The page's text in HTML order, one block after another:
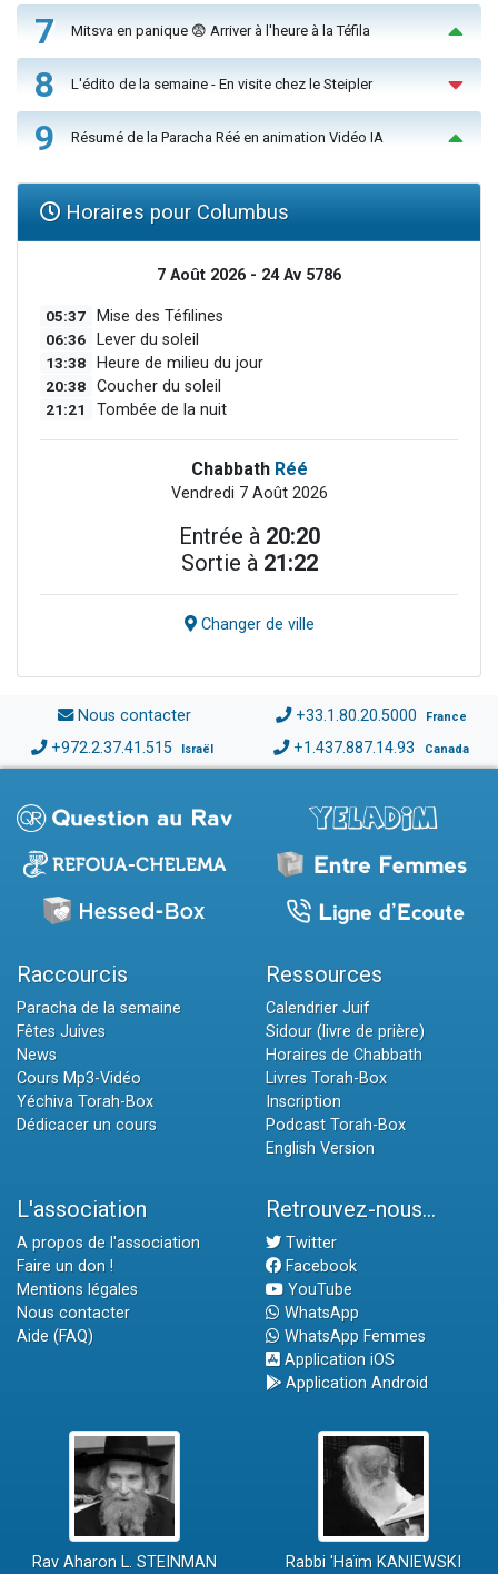
7 Mitsva en panique 😨 Arriver à l'heure à la Téfila
8 L'édito de la semaine - En visite chez le Steipler
9 Résumé de la Paracha Réé en animation Vidéo IA
Horaires pour Columbus
7 Août 2026 - 24 Av 5786
05:37 Mise des Téfilines
06:36 Lever du soleil
13:38 Heure de milieu du jour
20:38 Coucher du soleil
21:21 Tombée de la nuit
Chabbath Réé
Vendredi 7 Août 2026
Entrée à 20:20
Sortie à 21:22
Changer de ville
Nous contacter +33.1.80.20.5000 France
+972.2.37.41.515 Israël +1.437.887.14.93 Canada
Raccourcis
Paracha de la semaine
Fêtes Juives
News
Cours Mp3-Vidéo
Yéchiva Torah-Box
Dédicacer un cours
Ressources
Calendrier Juif
Sidour (livre de prière)
Horaires de Chabbath
Livres Torah-Box
Inscription
Podcast Torah-Box
English Version
L'association
A propos de l'association
Faire un don !
Mentions légales
Nous contacter
Aide (FAQ)
Retrouvez-nous...
Twitter
Facebook
YouTube
WhatsApp
WhatsApp Femmes
Application iOS
Application Android
Rav Aharon L. STEINMAN Rabbi 'Haïm KANIEWSKI